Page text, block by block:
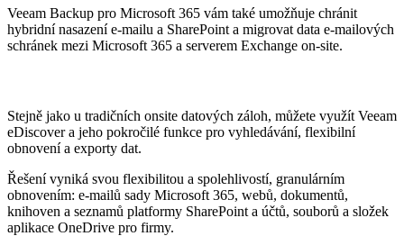
Veeam Backup pro Microsoft 365 vám také umožňuje chránit
hybridní nasazení e-mailu a SharePoint a migrovat data e-mailových
schránek mezi Microsoft 365 a serverem Exchange on-site.
Stejně jako u tradičních onsite datových záloh, můžete využít Veeam
eDiscover a jeho pokročilé funkce pro vyhledávání, flexibilní
obnovení a exporty dat.
Řešení vyniká svou flexibilitou a spolehlivostí, granulárním
obnovením: e-mailů sady Microsoft 365, webů, dokumentů,
knihoven a seznamů platformy SharePoint a účtů, souborů a složek
aplikace OneDrive pro firmy.